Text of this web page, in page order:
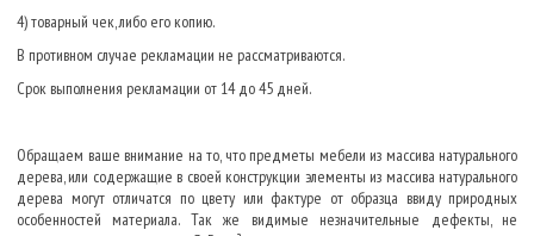
4) товарный чек, либо его копию.
В противном случае рекламации не рассматриваются.
Срок выполнения рекламации от 14 до 45 дней.
Обращаем ваше внимание на то, что предметы мебели из массива натурального
дерева, или содержащие в своей конструкции элементы из массива натурального
дерева могут отличатся по цвету или фактуре от образца ввиду природных
особенностей материала. Так же видимые незначительные дефекты, не